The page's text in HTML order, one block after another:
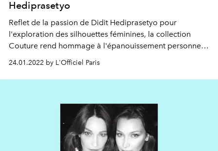
Hediprasetyo
Reflet de la passion de Didit Hediprasetyo pour
l'exploration des silhouettes féminines, la collection
Couture rend hommage à l'épanouissement personnel
avec une attitude résolument optimiste et avant-
24.01.2022 by L'Officiel Paris